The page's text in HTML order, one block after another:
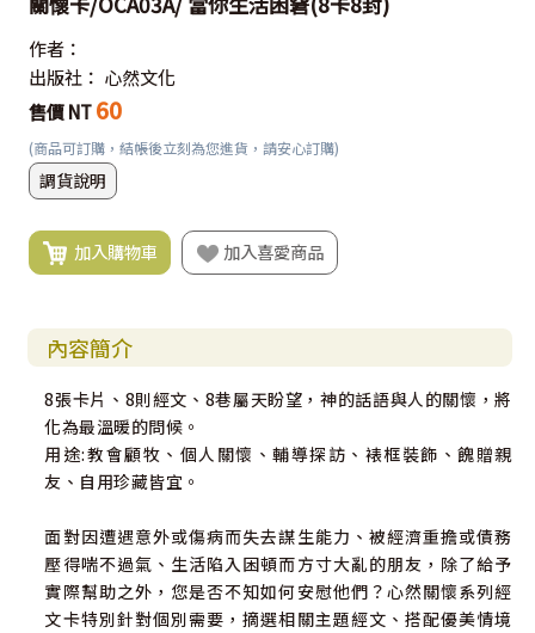
作者：
出版社： 心然文化
售價 NT 60
(商品可訂購，結帳後立刻為您進貨，請安心訂購)
調貨說明
加入購物車 加入喜愛商品
內容簡介
8張卡片、8則經文、8巷屬天盼望，神的話語與人的關懷，將
化為最溫暖的問候。
用途:教會顧牧、個人關懷、輔導探訪、裱框裝飾、餽贈親
友、自用珍藏皆宜。
面對因遭遇意外或傷病而失去謀生能力、被經濟重擔或債務
壓得喘不過氣、生活陷入困頓而方寸大亂的朋友，除了給予
實際幫助之外，您是否不知如何安慰他們？心然關懷系列經
文卡特別針對個別需要，摘選相關主題經文、搭配優美情境